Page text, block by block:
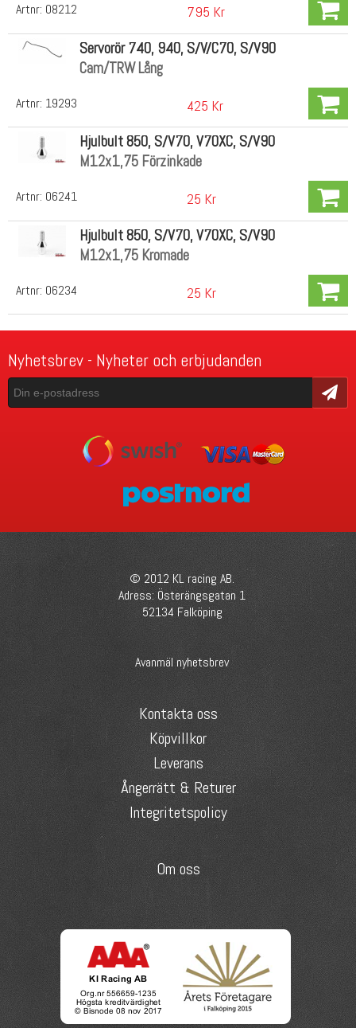
Artnr: 08212 795 Kr
Artnr: 19293
Servorör 740, 940, S/V/C70, S/V90
Cam/TRW Lång
425 Kr
Artnr: 06241
Hjulbult 850, S/V70, V70XC, S/V90
M12x1,75 Förzinkade
25 Kr
Artnr: 06234
Hjulbult 850, S/V70, V70XC, S/V90
M12x1,75 Kromade
25 Kr
Nyhetsbrev - Nyheter och erbjudanden
Skicka
© 2012 KL racing AB.
Adress: Österängsgatan 1
52134 Falköping
Avanmäl nyhetsbrev
Kontakta oss
Köpvillkor
Leverans
Ångerrätt & Returer
Integritetspolicy
Om oss